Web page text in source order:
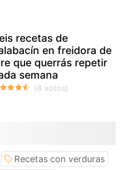
recetas de
en freidora de
que querrás repetir
semana
Recetas con verduras